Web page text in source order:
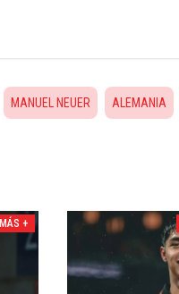
MANUEL NEUER ALEMANIA
MÁS +